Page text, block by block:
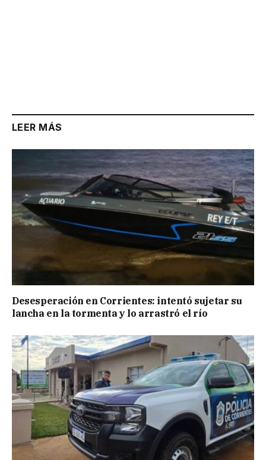
LEER MÁS
Desesperación en Corrientes: intentó sujetar su
lancha en la tormenta y lo arrastró el río